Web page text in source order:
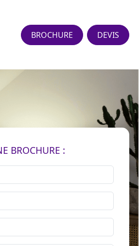
BROCHURE DEVIS
BROCHURE :